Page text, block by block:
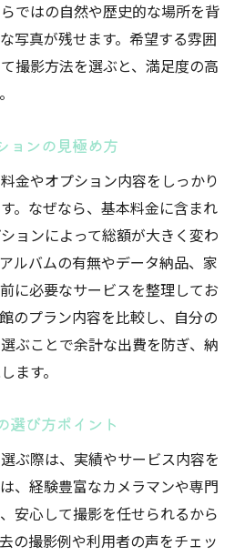
ではの自然や歴史的な場所を背
写真が残せます。希望する雰囲
撮影方法を選ぶと、満足度の高
ョンの見極め方
金やオプション内容をしっかり
。なぜなら、基本料金に含まれ
ョンによって総額が大きく変わ
ルバムの有無やデータ納品、家
に必要なサービスを整理してお
のプラン内容を比較し、自分の
ぶことで余計な出費を防ぎ、納
ます。
選び方ポイント
ぶ際は、実績やサービス内容を
、経験豊富なカメラマンや専門
安心して撮影を任せられるから
の撮影例や利用者の声をチェッ